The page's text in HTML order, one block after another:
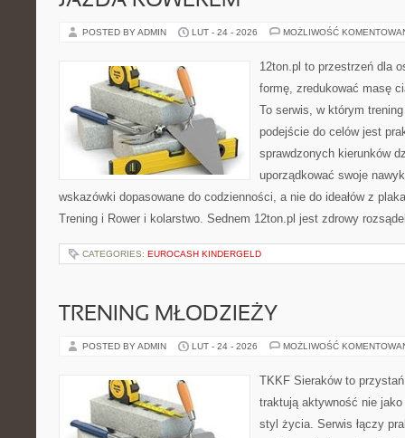
POSTED BY ADMIN LUT - 24 - 2026 MOŻLIWOŚĆ
12ton.pl to przestrzeń dla
formę, zredukować masę
To serwis, w którym
podejście do celów jest
sprawdzonych kierunków
uporządkować swoje
wskazówki dopasowane do codzienności, a nie do ideałów z
Trening i Rower i kolarstwo. Sednem 12ton.pl jest zdrowy
CATEGORIES: EUROCASH KINDERGELD
TRENING MŁODZIEŻY
POSTED BY ADMIN LUT - 24 - 2026 MOŻLIWOŚĆ
TKKF Sieraków to
traktują aktywność nie
styl życia. Serwis łączy